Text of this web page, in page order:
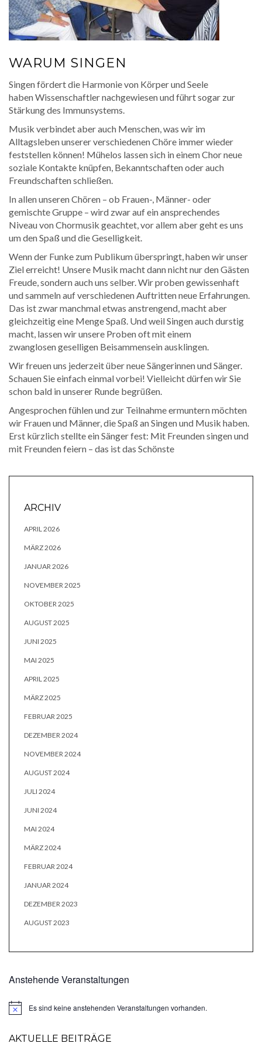
WARUM SINGEN
Singen fördert die Harmonie von Körper und Seele
haben Wissenschaftler nachgewiesen und führt sogar zur
Stärkung des Immunsystems.
Musik verbindet aber auch Menschen, was wir im
Alltagsleben unserer verschiedenen Chöre immer wieder
feststellen können! Mühelos lassen sich in einem Chor neue
soziale Kontakte knüpfen, Bekanntschaften oder auch
Freundschaften schließen.
In allen unseren Chören – ob Frauen-, Männer- oder
gemischte Gruppe – wird zwar auf ein ansprechendes
Niveau von Chormusik geachtet, vor allem aber geht es uns
um den Spaß und die Geselligkeit.
Wenn der Funke zum Publikum überspringt, haben wir unser
Ziel erreicht! Unsere Musik macht dann nicht nur den Gästen
Freude, sondern auch uns selber. Wir proben gewissenhaft
und sammeln auf verschiedenen Auftritten neue Erfahrungen.
Das ist zwar manchmal etwas anstrengend, macht aber
gleichzeitig eine Menge Spaß. Und weil Singen auch durstig
macht, lassen wir unsere Proben oft mit einem
zwanglosen geselligen Beisammensein ausklingen.
Wir freuen uns jederzeit über neue Sängerinnen und Sänger.
Schauen Sie einfach einmal vorbei! Vielleicht dürfen wir Sie
schon bald in unserer Runde begrüßen.
Angesprochen fühlen und zur Teilnahme ermuntern möchten
wir Frauen und Männer, die Spaß an Singen und Musik haben.
Erst kürzlich stellte ein Sänger fest: Mit Freunden singen und
mit Freunden feiern – das ist das Schönste
ARCHIV
APRIL 2026
MÄRZ 2026
JANUAR 2026
NOVEMBER 2025
OKTOBER 2025
AUGUST 2025
JUNI 2025
MAI 2025
APRIL 2025
MÄRZ 2025
FEBRUAR 2025
DEZEMBER 2024
NOVEMBER 2024
AUGUST 2024
JULI 2024
JUNI 2024
MAI 2024
MÄRZ 2024
FEBRUAR 2024
JANUAR 2024
DEZEMBER 2023
AUGUST 2023
Anstehende Veranstaltungen
HinweisEs sind keine anstehenden Veranstaltungen vorhanden.
AKTUELLE BEITRÄGE